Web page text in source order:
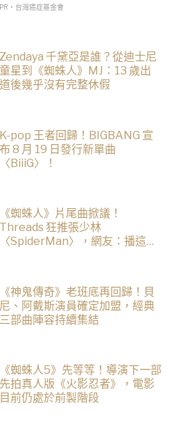
PR・台灣癌症基金會
Zendaya 千黛亞是誰？從迪士尼
童星到《蜘蛛人》MJ：13 歲出
道後幾乎沒有完整休假
K-pop 王者回歸！BIGBANG 宣
布 8 月 19 日發行新單曲
〈BiiiG〉！
《蜘蛛人》片尾曲掀議！
Threads 狂推張少林
〈SpiderMan〉，網友：播這個
《神鬼傳奇》老班底再回歸！貝
尼、阿戴斯演員確定加盟，經典
三部曲陣容持續集結
《蜘蛛人5》先等等！導演下一部
先拍真人版《火影忍者》，電影
目前仍處於前製階段